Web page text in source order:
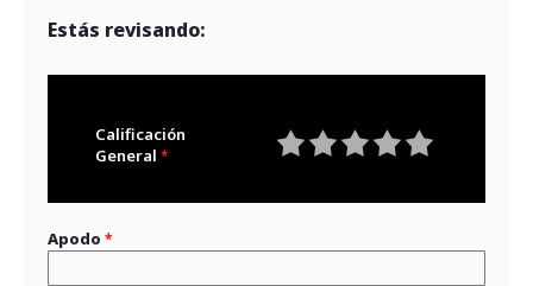
Estás revisando:
Calificación
General
Apodo